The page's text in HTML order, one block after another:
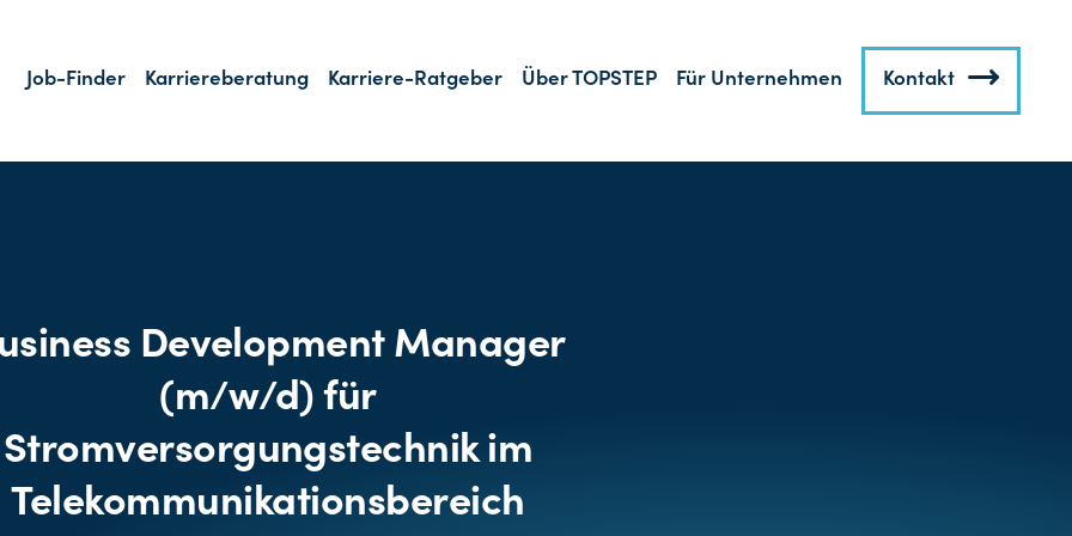
Job-Finder Karriereberatung Karriere-Ratgeber Über TOPSTEP Für Unternehmen Kontakt
Development Manager
(m/w/d) für
Stromversorgungstechnik im
Telekommunikationsbereich